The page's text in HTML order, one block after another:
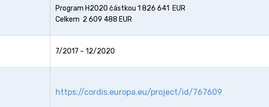
Program H2020 částkou 1 826 641 EUR
Celkem 2 609 488 EUR
7/2017 – 12/2020
https://cordis.europa.eu/project/id/767609